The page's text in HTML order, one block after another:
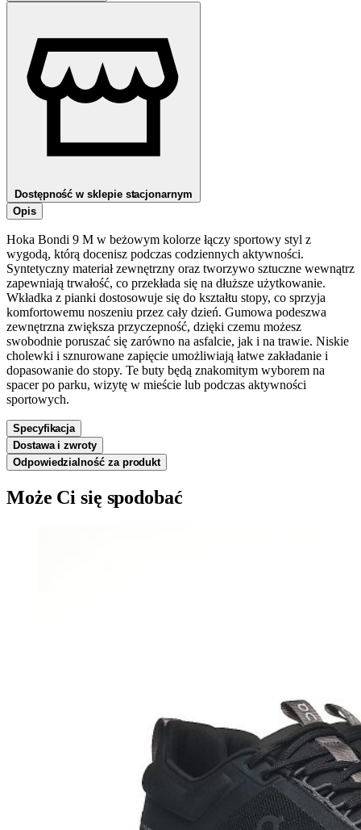
Dostępność w sklepie stacjonarnym
Opis
Hoka Bondi 9 M w beżowym kolorze łączy sportowy styl z
wygodą, którą docenisz podczas codziennych aktywności.
Syntetyczny materiał zewnętrzny oraz tworzywo sztuczne wewnątrz
zapewniają trwałość, co przekłada się na dłuższe użytkowanie.
Wkładka z pianki dostosowuje się do kształtu stopy, co sprzyja
komfortowemu noszeniu przez cały dzień. Gumowa podeszwa
zewnętrzna zwiększa przyczepność, dzięki czemu możesz
swobodnie poruszać się zarówno na asfalcie, jak i na trawie. Niskie
cholewki i sznurowane zapięcie umożliwiają łatwe zakładanie i
dopasowanie do stopy. Te buty będą znakomitym wyborem na
spacer po parku, wizytę w mieście lub podczas aktywności
sportowych.
Specyfikacja
Dostawa i zwroty
Odpowiedzialność za produkt
Może Ci się spodobać